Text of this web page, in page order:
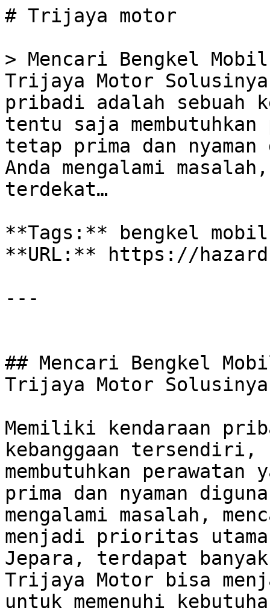
# Trijaya motor
> Mencari Bengkel
Trijaya Motor
pribadi adalah sebuah
tentu saja
tetap prima dan
Anda mengalami
terdekat…
**Tags:** bengkel
**URL:** https://
---
## Mencari Bengkel
Trijaya Motor
Memiliki kendaraan
kebanggaan tersendiri,
membutuhkan
prima dan nyaman
mengalami masalah,
menjadi prioritas
Jepara, terdapat
Trijaya Motor bisa
untuk memenuhi